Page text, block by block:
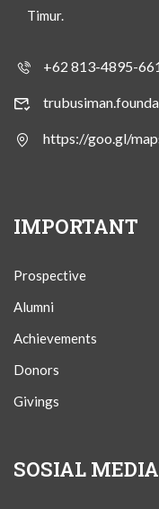
Timur.
+62 813-4895-
https://goo.gl/
IMPORTANT
Prospective
Alumni
Achievements
Donors
Givings
SOSIAL MEDIA